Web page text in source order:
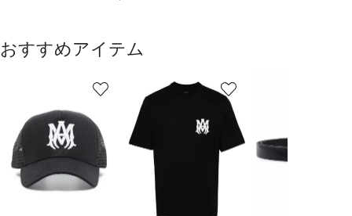
おすすめアイテム